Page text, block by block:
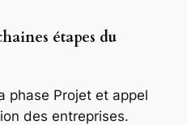
étapes du
phase Projet et appel
des entreprises.